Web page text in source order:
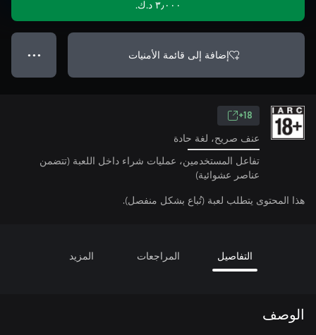
٣٫٠٠٠ د.ك.‏
إضافة إلى قائمة الأمنيات ● ● ●
18+
عنف صريح، لغة حادة
تفاعل المستخدمين، عمليات شراء داخل اللعبة (تتضمن
عناصر عشوائية)
هذا المحتوى يتطلب لعبة (تُباع بشكل منفصل).
التفاصيل المراجعات المزيد
الوصف